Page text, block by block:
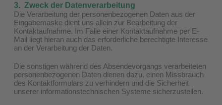
3. Zweck der Datenverarbeitung
Die Verarbeitung der personenbezogenen Daten aus der
Eingabemaske dient uns allein zur Bearbeitung der
Kontaktaufnahme. Im Falle einer Kontaktaufnahme per E-
Mail liegt hieran auch das erforderliche berechtigte Interesse
an der Verarbeitung der Daten.
Die sonstigen während des Absendevorgangs verarbeiteten
personenbezogenen Daten dienen dazu, einen Missbrauch
des Kontaktformulars zu verhindern und die Sicherheit
unserer informationstechnischen Systeme sicherzustellen.